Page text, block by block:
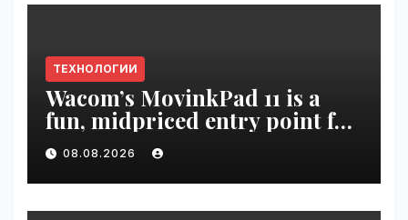
ТЕХНОЛОГИИ
Wacom’s MovinkPad 11 is a
fun, midpriced entry point for
digital artists | VseTime.ru
08.08.2026